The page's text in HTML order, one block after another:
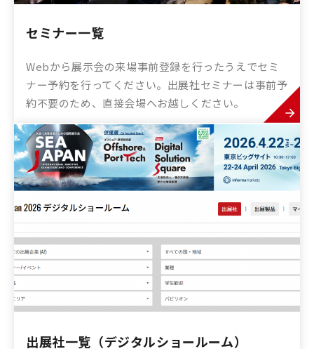
セミナー一覧
Webから展示会の来場事前登録を行ったうえでセミ
ナー予約を行ってください。出展社セミナーは事前予
約不要のため、直接会場へお越しください。
出展社一覧（デジタルショールーム）